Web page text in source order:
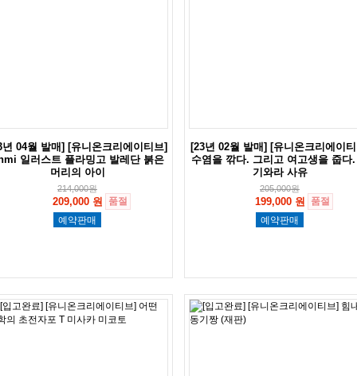
년 04월 발매] [유니온크리에이티브]
일러스트 플라밍고 발레단 붉은
머리의 아이
214,000원
209,000 원
품절
예약판매
[23년 02월 발매] [유니온크리에이
수염을 깎다. 그리고 여고생을 줍다
기와라 사유
205,000원
199,000 원
품절
예약판매